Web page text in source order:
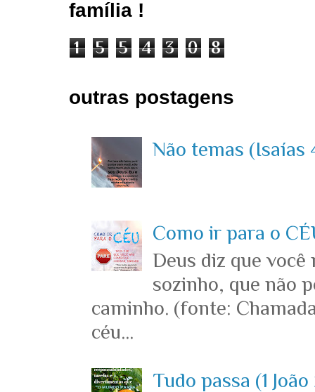
família !
1 5 5 4 3 0 8
outras postagens
Não temas (Isaías
Como ir para o
Deus diz que você
sozinho, que não
caminho. (fonte:
céu...
Tudo passa (1 João